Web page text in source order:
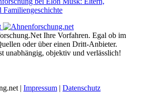
Familiengeschichte
Ihre Vorfahren. Egal ob im
oder über einen Dritt-Anbieter.
unabhängig, objektiv und verlässlich!
| Impressum | Datenschutz